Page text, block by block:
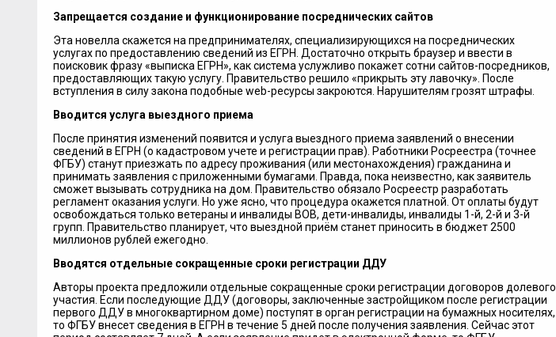
Запрещается создание и функционирование посреднических сайтов
Эта новелла скажется на предпринимателях, специализирующихся на посреднических
услугах по предоставлению сведений из ЕГРН. Достаточно открыть браузер и ввести в
поисковик фразу «выписка ЕГРН», как система услужливо покажет сотни сайтов-посредников,
предоставляющих такую услугу. Правительство решило «прикрыть эту лавочку». После
вступления в силу закона подобные web-ресурсы закроются. Нарушителям грозят штрафы.
Вводится услуга выездного приема
После принятия изменений появится и услуга выездного приема заявлений о внесении
сведений в ЕГРН (о кадастровом учете и регистрации прав). Работники Росреестра (точнее
ФГБУ) станут приезжать по адресу проживания (или местонахождения) гражданина и
принимать заявления с приложенными бумагами. Правда, пока неизвестно, как заявитель
сможет вызывать сотрудника на дом. Правительство обязало Росреестр разработать
регламент оказания услуги. Но уже ясно, что процедура окажется платной. От оплаты будут
освобождаться только ветераны и инвалиды ВОВ, дети-инвалиды, инвалиды 1-й, 2-й и 3-й
групп. Правительство планирует, что выездной приём станет приносить в бюджет 2500
миллионов рублей ежегодно.
Вводятся отдельные сокращенные сроки регистрации ДДУ
Авторы проекта предложили отдельные сокращенные сроки регистрации договоров долевого
участия. Если последующие ДДУ (договоры, заключенные застройщиком после регистрации
первого ДДУ в многоквартирном доме) поступят в орган регистрации на бумажных носителях,
то ФГБУ внесет сведения в ЕГРН в течение 5 дней после получения заявления. Сейчас этот